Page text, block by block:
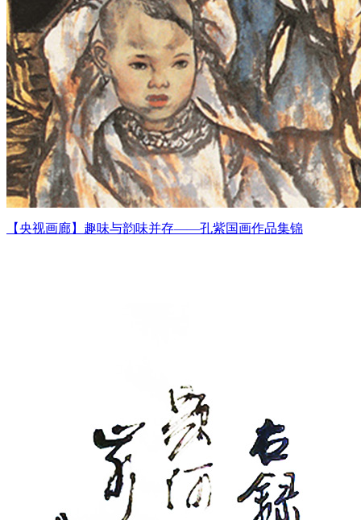
【央视画廊】趣味与韵味并存——孔紫国画作品集锦